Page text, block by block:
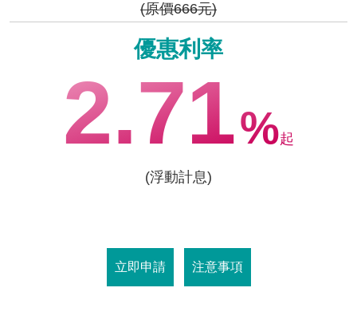
(原價666元)
優惠利率
2.71%起
(浮動計息)
立即申請 注意事項